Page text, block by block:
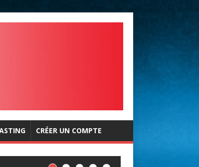
CRÉER UN COMPTE